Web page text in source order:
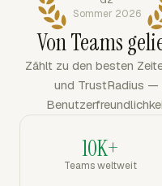
Sommer 2026
Von Teams
Zählt zu den besten
und TrustRadius —
10K+
Teams weltweit